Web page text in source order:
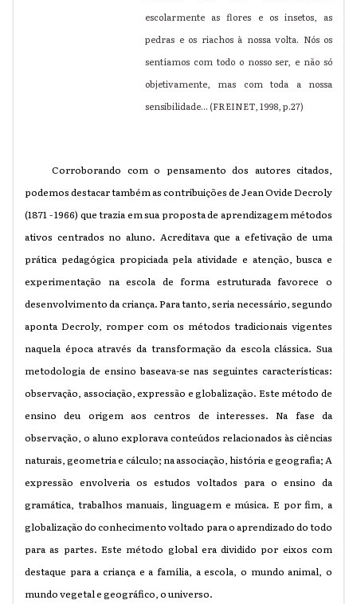
escolarmente as flores e os insetos, as
pedras e os riachos à nossa volta. Nós os
sentíamos com todo o nosso ser, e não só
objetivamente, mas com toda a nossa
sensibilidade... (FREINET, 1998, p.27)
Corroborando com o pensamento dos autores citados,
podemos destacar também as contribuições de Jean Ovide Decroly
(1871 - 1966) que trazia em sua proposta de aprendizagem métodos
ativos centrados no aluno. Acreditava que a efetivação de uma
prática pedagógica propiciada pela atividade e atenção, busca e
experimentação na escola de forma estruturada favorece o
desenvolvimento da criança. Para tanto, seria necessário, segundo
aponta Decroly, romper com os métodos tradicionais vigentes
naquela época através da transformação da escola clássica. Sua
metodologia de ensino baseava-se nas seguintes características:
observação, associação, expressão e globalização. Este método de
ensino deu origem aos centros de interesses. Na fase da
observação, o aluno explorava conteúdos relacionados às ciências
naturais, geometria e cálculo; na associação, história e geografia; A
expressão envolveria os estudos voltados para o ensino da
gramática, trabalhos manuais, linguagem e música. E por fim, a
globalização do conhecimento voltado para o aprendizado do todo
para as partes. Este método global era dividido por eixos com
destaque para a criança e a família, a escola, o mundo animal, o
mundo vegetal e geográfico, o universo.